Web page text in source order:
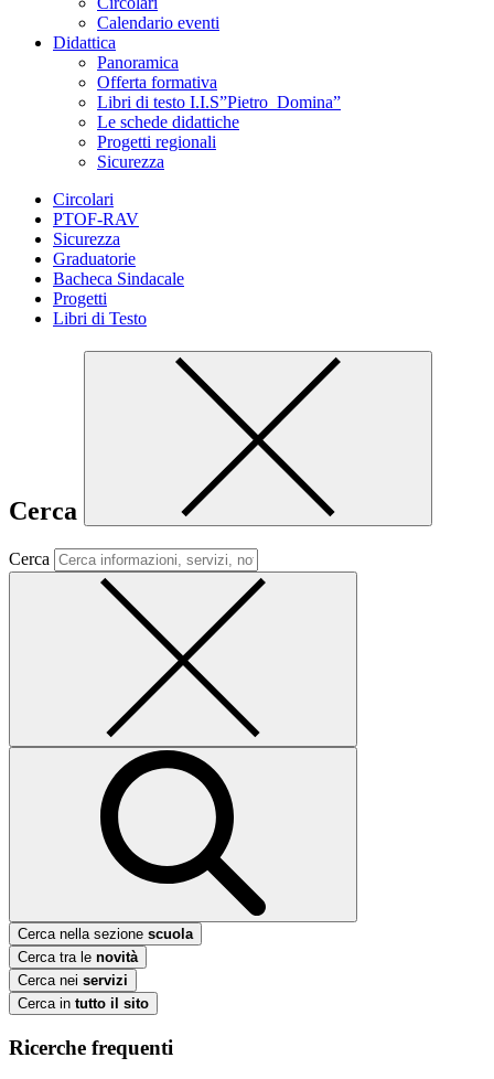
Calendario eventi
Didattica
Panoramica
Offerta formativa
Libri di testo I.I.S”Pietro_Domina”
Le schede didattiche
Progetti regionali
Sicurezza
Circolari
PTOF-RAV
Sicurezza
Graduatorie
Bacheca Sindacale
Progetti
Libri di Testo
Cerca
Cerca
Cerca nella sezione scuola
Cerca tra le novità
Cerca nei servizi
Cerca in tutto il sito
Ricerche frequenti